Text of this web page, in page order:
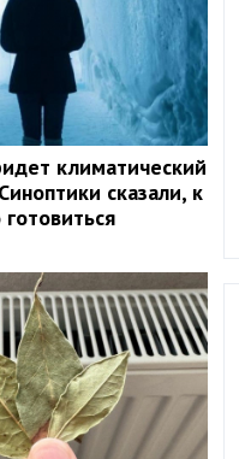
климатический
сказали, к